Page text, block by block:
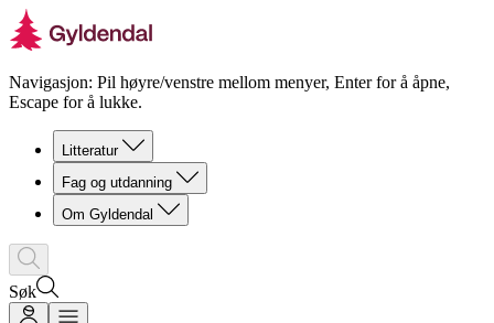
Navigasjon: Pil høyre/venstre mellom menyer, Enter for å åpne,
Escape for å lukke.
Litteratur
Fag og utdanning
Om Gyldendal
Søk